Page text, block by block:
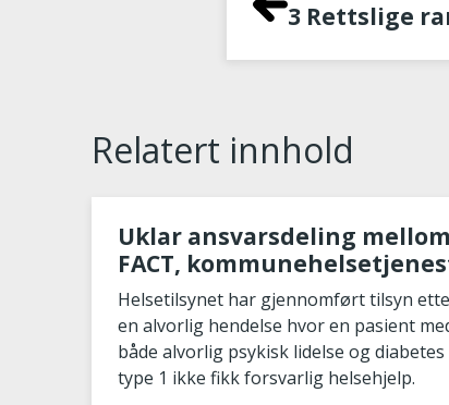
3 Rettslige
Relatert innhold
Uklar ansvarsdeling mellom
FACT,
og spesialisthelsetjeneste
ut over pasientsikkerheten
Helsetilsynet har gjennomført tilsyn
en alvorlig hendelse hvor en pasient
både alvorlig psykisk lidelse og diabetes
type 1 ikke fikk forsvarlig helsehjelp.